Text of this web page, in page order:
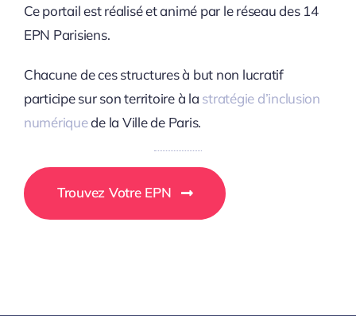
Ce portail est réalisé et animé par le réseau des 14
EPN Parisiens.
Chacune de ces structures à but non lucratif
participe sur son territoire à la stratégie d’inclusion
numériquede la Ville de Paris.
Trouvez Votre EPN